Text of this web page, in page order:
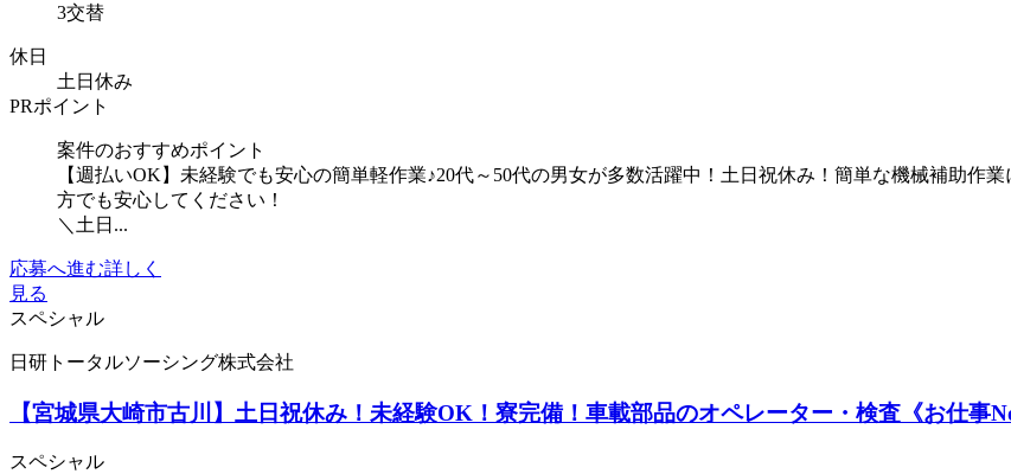
3交替
休日
土日休み
PRポイント
案件のおすすめポイント
【週払いOK】未経験でも安心の簡単軽作業♪20代～50代の男女が多数活躍中！土日祝休み！簡単な機械補助作
方でも安心してください！
＼土日...
応募へ進む詳しく
見る
スペシャル
日研トータルソーシング株式会社
【宮城県大崎市古川】土日祝休み！未経験OK！寮完備！車載部品のオペレーター・検査《お仕事
スペシャル